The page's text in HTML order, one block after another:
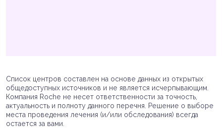
Список центров составлен на основе данных из открытых
общедоступных источников и не является исчерпывающим.
Компания Roche не несет ответственности за точность,
актуальность и полноту данного перечня. Решение о выборе
места проведения лечения (и/или обследования) всегда
остается за вами.